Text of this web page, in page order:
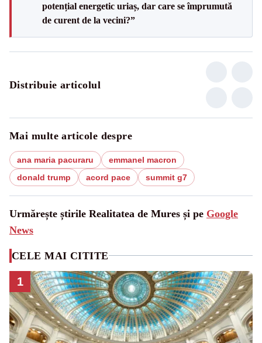
potențial energetic uriaș, dar care se împrumută
de curent de la vecini?”
Distribuie articolul
Mai multe articole despre
ana maria pacuraru
emmanel macron
donald trump
acord pace summit g7
Urmărește știrile Realitatea de Mures și pe Google
News
CELE MAI CITITE
1